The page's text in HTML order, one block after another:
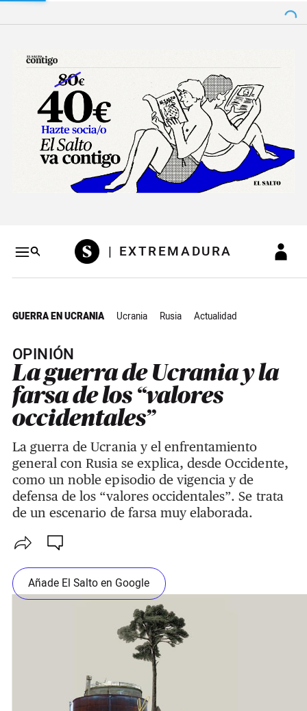
Salto a contenido
| EXTREMADURA
GUERRA EN UCRANIA Ucrania Rusia Actualidad
OPINIÓN
La guerra de Ucrania y la
farsa de los “valores
occidentales”
La guerra de Ucrania y el enfrentamiento
general con Rusia se explica, desde Occidente,
como un noble episodio de vigencia y de
defensa de los “valores occidentales”. Se trata
de un escenario de farsa muy elaborada.
Añade El Salto en Google